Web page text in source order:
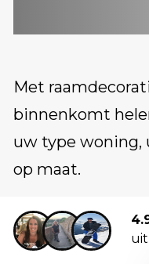
Met
binnenkomt
uw type woning,
op maat.